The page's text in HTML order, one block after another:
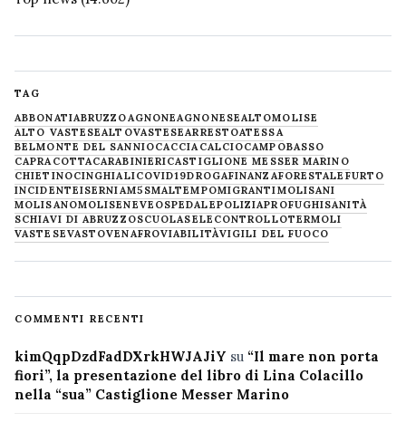
TAG
ABBONATIABRUZZOAGNONEAGNONESEALTOMOLISE
ALTO VASTESEALTOVASTESEARRESTOATESSA
BELMONTE DEL SANNIOCACCIA CALCIOCAMPOBASSO
CAPRACOTTACARABINIERICASTIGLIONE MESSER MARINO
CHIETINOCINGHIALICOVID19DROGAFINANZAFORESTALE FURTO
INCIDENTEISERNIAM5SMALTEMPOMIGRANTIMOLISANI
MOLISANOMOLISENEVE OSPEDALEPOLIZIAPROFUGHISANITÀ
SCHIAVI DI ABRUZZOSCUOLASELECONTROLLOTERMOLI
VASTESEVASTOVENAFROVIABILITÀVIGILI DEL FUOCO
COMMENTI RECENTI
kimQqpDzdFadDXrkHWJAJiY su “Il mare non porta
fiori”, la presentazione del libro di Lina Colacillo
nella “sua” Castiglione Messer Marino